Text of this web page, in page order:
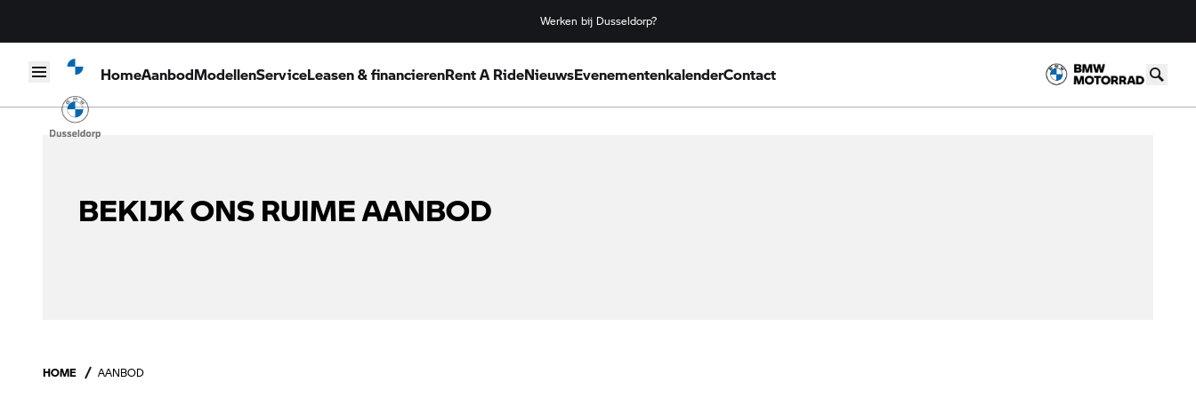
Werken bij Dusseldorp?
HomeAanbodModellenServiceLeasen & financierenRent A RideNieuwsEvenementenkalenderContact
Skip to content
BEKIJK ONS RUIME AANBOD
HOME AANBOD